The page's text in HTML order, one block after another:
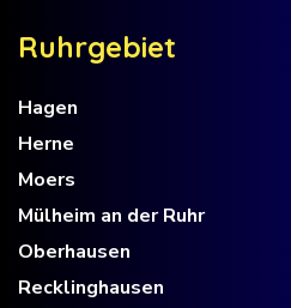
Ruhrgebiet
Hagen
Herne
Moers
Mülheim an der Ruhr
Oberhausen
Recklinghausen